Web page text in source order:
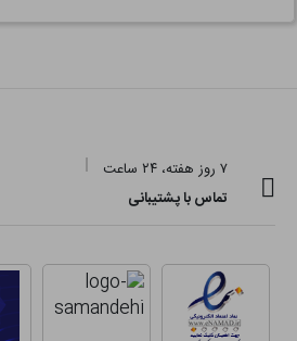
۷ روز هفته، ۲۴ ساعت
تماس با پشتیبانی